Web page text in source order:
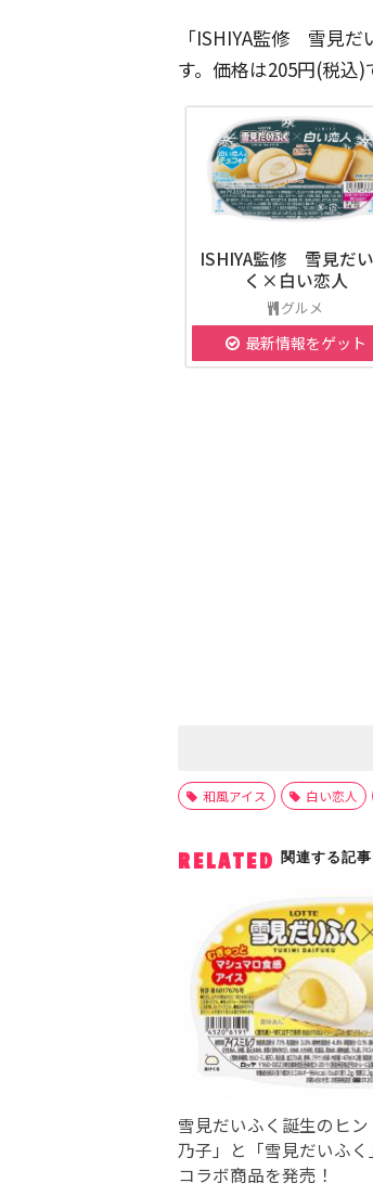
「ISHIYA監修 雪見
す。価格は205円(税込)
ISHIYA監修 雪見だ
く×白い恋人
グルメ
最新情報をゲット
和風アイス 白い恋人
RELATED 関連する記事
雪見だいふく誕生のヒ
乃子」と「雪見だいふ
コラボ商品を発売！